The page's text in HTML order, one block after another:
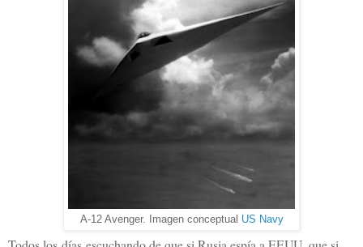
A-12 Avenger. Imagen conceptual US Navy